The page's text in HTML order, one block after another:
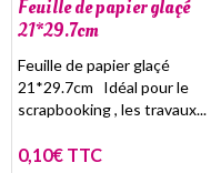
Feuille de papier glaçé
21*29.7cm
Feuille de papier glaçé
21*29.7cm Idéal pour le
scrapbooking , les travaux...
0,10€ TTC